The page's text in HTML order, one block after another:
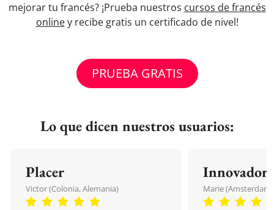
mejorar tu francés? ¡Prueba nuestros cursos de francés
onliney recibe gratis un certificado de nivel!
PRUEBA GRATIS
Lo que dicen nuestros usuarios:
Placer
Victor (Colonia, Alemania)
Innovador
Marie (Amsterdam,